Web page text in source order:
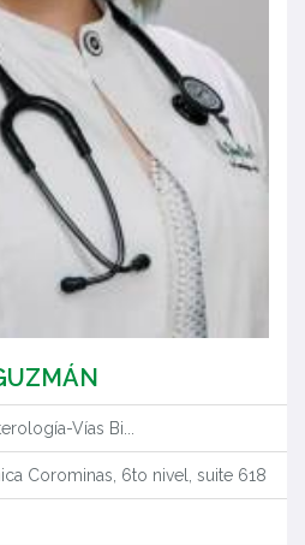
Vías Bi...
Corominas, 6to nivel, suite 618